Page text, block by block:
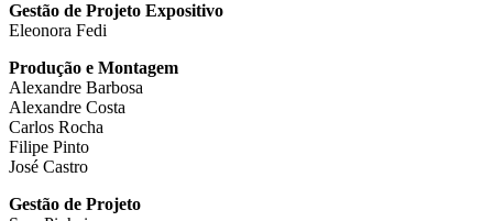
Gestão de Projeto Expositivo
Eleonora Fedi
Produção e Montagem
Alexandre Barbosa
Alexandre Costa
Carlos Rocha
Filipe Pinto
José Castro
Gestão de Projeto